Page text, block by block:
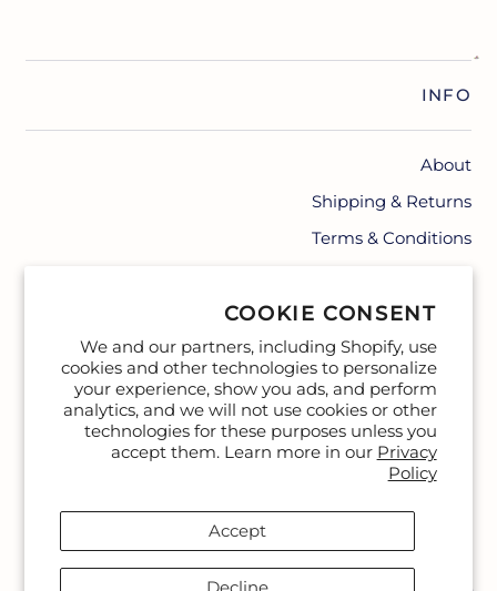
COOKIE CONSENT
We and our partners, including Shopify, use
cookies and other technologies to personalize
your experience, show you ads, and perform
analytics, and we will not use cookies or other
technologies for these purposes unless you
accept them. Learn more in our Privacy
Policy
Accept
INFO
About
Shipping & Returns
Terms & Conditions